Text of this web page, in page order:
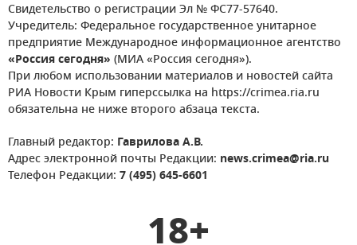
Свидетельство о регистрации Эл № ФС77-57640.
Учредитель: Федеральное государственное унитарное
предприятие Международное информационное агентство
«Россия сегодня» (МИА «Россия сегодня»).
При любом использовании материалов и новостей сайта
РИА Новости Крым гиперссылка на https://crimea.ria.ru
обязательна не ниже второго абзаца текста.
Главный редактор: Гаврилова А.В.
Адрес электронной почты Редакции: news.crimea@ria.ru
Телефон Редакции: 7 (495) 645-6601